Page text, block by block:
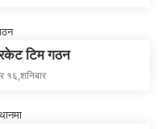
टिम गठन
१६,शनिबार